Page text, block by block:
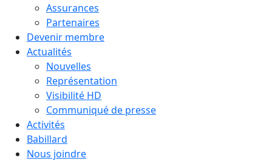
Assurances
Partenaires
Devenir membre
Actualités
Nouvelles
Représentation
Visibilité HD
Communiqué de presse
Activités
Babillard
Nous joindre